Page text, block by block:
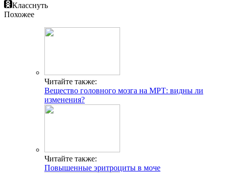
Класснуть
Похожее
Читайте также:
Вещество головного мозга на МРТ: видны ли
изменения?
Читайте также:
Повышенные эритроциты в моче